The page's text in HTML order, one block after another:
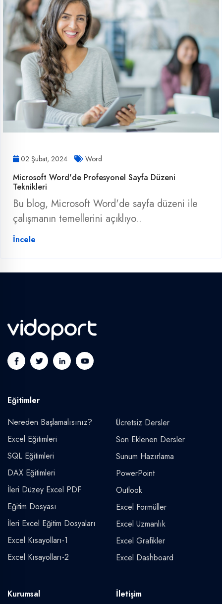
02 Şubat, 2024 Word
Microsoft Word'de Profesyonel Sayfa Düzeni
Teknikleri
Bu blog, Microsoft Word'de sayfa düzeni ile
çalışmanın temellerini açıklıyo..
İncele
Eğitimler
Nereden Başlamalısınız?
Excel Eğitimleri
SQL Eğitimleri
DAX Eğitimleri
İleri Düzey Excel PDF
Eğitim Dosyası
İleri Excel Eğitim Dosyaları
Excel Kısayolları-1
Excel Kısayolları-2
Ücretsiz Dersler
Son Eklenen Dersler
Sunum Hazırlama
PowerPoint
Outlook
Excel Formüller
Excel Uzmanlık
Excel Grafikler
Excel Dashboard
Kurumsal
İletişim